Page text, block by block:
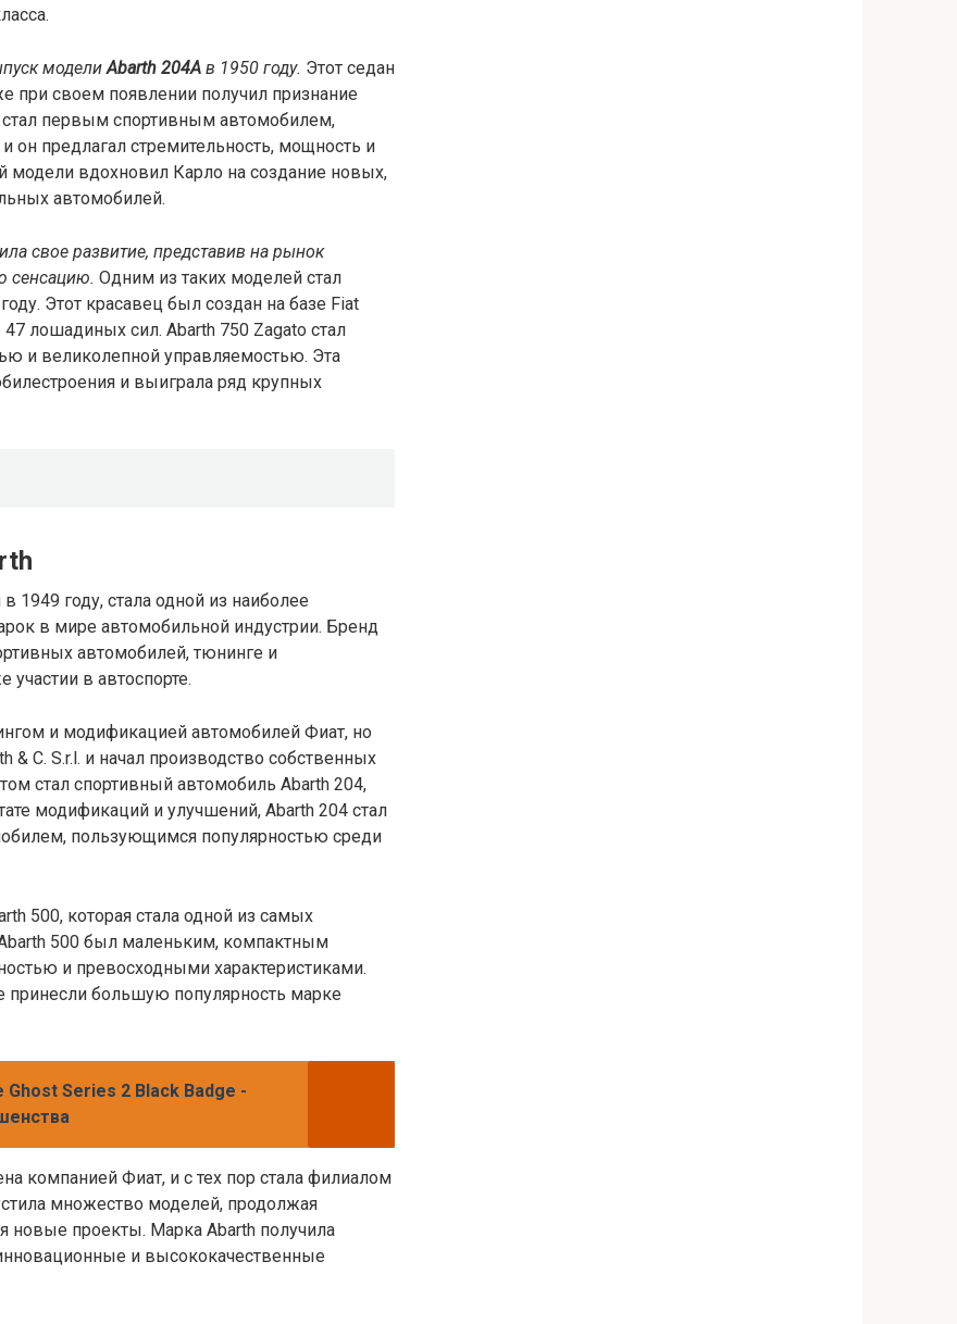
моделиAbarth 204A в 1950 году. Этот седан
при своем появлении получил признание
стал первым спортивным автомобилем,
предлагал стремительность, мощность и
модели вдохновил Карло на создание новых,
автомобилей.
свое развитие, представив на рынок
сенсацию. Одним из таких моделей стал
Этот красавец был создан на базе Fiat
лошадиных сил. Аbarth 750 Zagato стал
и великолепной управляемостью. Эта
и выиграла ряд крупных
1949 году, стала одной из наиболее
в мире автомобильной индустрии. Бренд
автомобилей, тюнинге и
в автоспорте.
и модификацией автомобилей Фиат, но
C. S.r.l. и начал производство собственных
стал спортивный автомобиль Abarth 204,
модификаций и улучшений, Abarth 204 стал
пользующимся популярностью среди
500, которая стала одной из самых
500 был маленьким, компактным
и превосходными характеристиками.
принесли большую популярность марке
Ghost Series 2 Black Badge -
компанией Фиат, и с тех пор стала филиалом
множество моделей, продолжая
новые проекты. Марка Abarth получила
и высококачественные